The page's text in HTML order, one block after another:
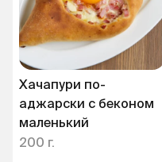
Хачапури по-
аджарски с беконом
маленький
200 г.